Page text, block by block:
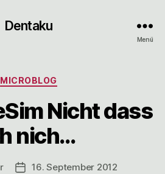
Dentaku
Menü
Kategorien
MICROBLOG
Nicht dass
nich…
Veröffentlichungsdatum
16. September 2012